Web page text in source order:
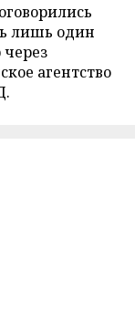
лишь один
агентство